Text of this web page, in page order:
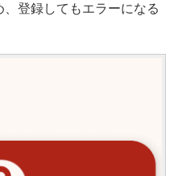
登録してもエラーになる